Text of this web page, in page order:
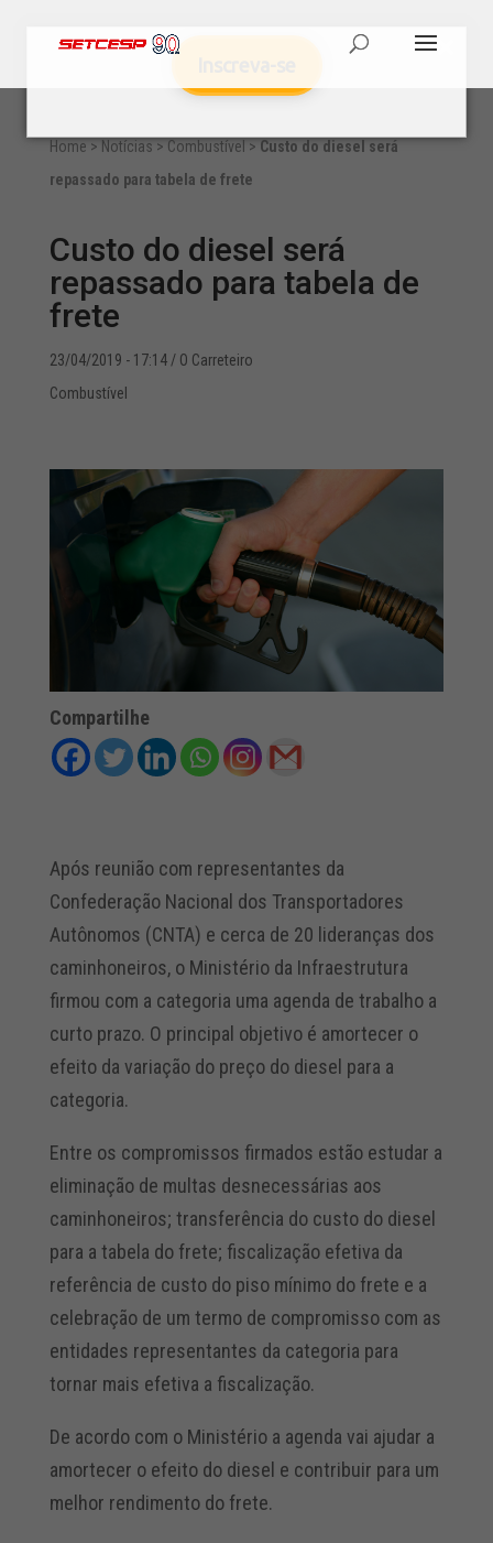
Home > Notícias > Combustível > Custo do diesel será
repassado para tabela de frete
Custo do diesel será
repassado para tabela de
frete
23/04/2019 - 17:14/ O Carreteiro
Combustível
Compartilhe
Após reunião com representantes da
Confederação Nacional dos Transportadores
Autônomos (CNTA) e cerca de 20 lideranças dos
caminhoneiros, o Ministério da Infraestrutura
firmou com a categoria uma agenda de trabalho a
curto prazo. O principal objetivo é amortecer o
efeito da variação do preço do diesel para a
categoria.
Entre os compromissos firmados estão estudar a
eliminação de multas desnecessárias aos
caminhoneiros; transferência do custo do diesel
para a tabela do frete; fiscalização efetiva da
referência de custo do piso mínimo do frete e a
celebração de um termo de compromisso com as
entidades representantes da categoria para
tornar mais efetiva a fiscalização.
De acordo com o Ministério a agenda vai ajudar a
amortecer o efeito do diesel e contribuir para um
melhor rendimento do frete.